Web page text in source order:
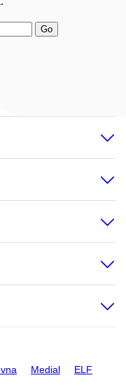
Medial ELF